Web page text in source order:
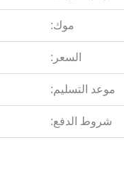
موك:
السعر:
موعد التسليم:
شروط الدفع: